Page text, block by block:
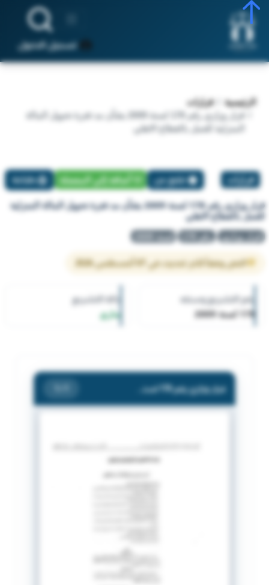
تسجيل الدخول
الرئيسية
قرارات
قرار وزاري رقم 178 لسنة 2009 بشأن مد فترة تحويل المالة
المنزلية للعمل بالقطاع الاهلي
قرارات تبليغ عن أضافة إلي المفضلة طباعة
قرار وزاري رقم 178 لسنة 2009 بشأن مد فترة تحويل المالة المنزلية
للعمل بالقطاع الاهلي
قرار وزاري رقم 178 لسنة 2009
النص وفقاً لآخر تحديث في 07 أغسطس 2026
رقم التشريع وسنته
178 لسنة 2009
حالة التشريع
ساري